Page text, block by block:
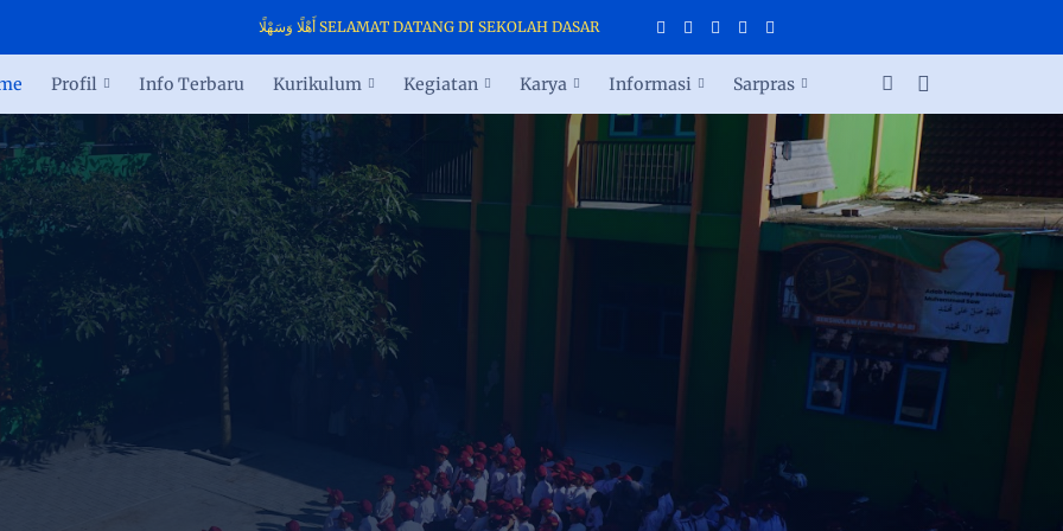
أَهْلًا وَسَهْلًا SELAMAT DATANG DI SEKOLAH DASAR ISLAM TERPADU CAHAYA INSANI PARAKAN
Profil Info Terbaru Kurikulum Kegiatan Karya Informasi Sarpras